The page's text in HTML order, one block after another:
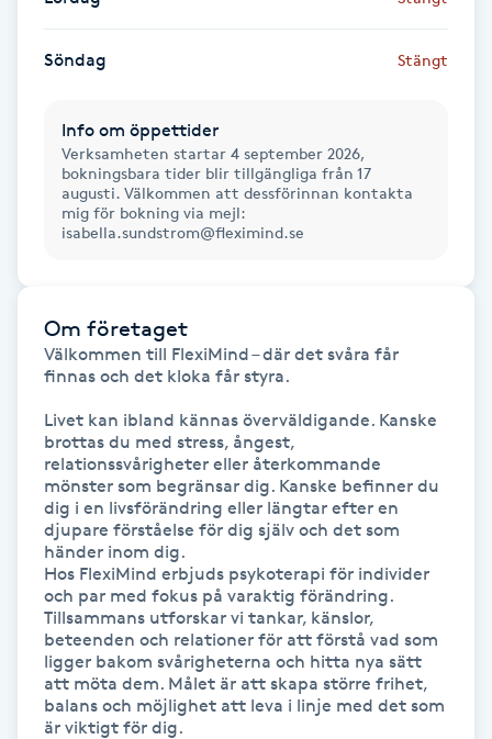
Fransk manikyr
Fransrengöring
Frekvensterapi
Frisör
Funktionsanalys
Färgning
Föning
Gel naglar
Gelenaglar
Söndag Stängt
Info om öppettider
Verksamheten startar 4 september 2026,
bokningsbara tider blir tillgängliga från 17
augusti. Välkommen att dessförinnan kontakta
mig för bokning via mejl:
isabella.sundstrom@fleximind.se
Om företaget
Välkommen till FlexiMind – där det svåra får
finnas och det kloka får styra.
Livet kan ibland kännas överväldigande. Kanske
brottas du med stress, ångest,
relationssvårigheter eller återkommande
mönster som begränsar dig. Kanske befinner du
dig i en livsförändring eller längtar efter en
djupare förståelse för dig själv och det som
händer inom dig.
Hos FlexiMind erbjuds psykoterapi för individer
och par med fokus på varaktig förändring.
Tillsammans utforskar vi tankar, känslor,
beteenden och relationer för att förstå vad som
ligger bakom svårigheterna och hitta nya sätt
att möta dem. Målet är att skapa större frihet,
balans och möjlighet att leva i linje med det som
är viktigt för dig.